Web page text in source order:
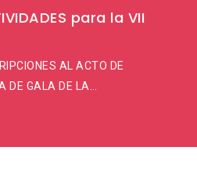
para la VII
AL ACTO DE
DE GALA DE LA…